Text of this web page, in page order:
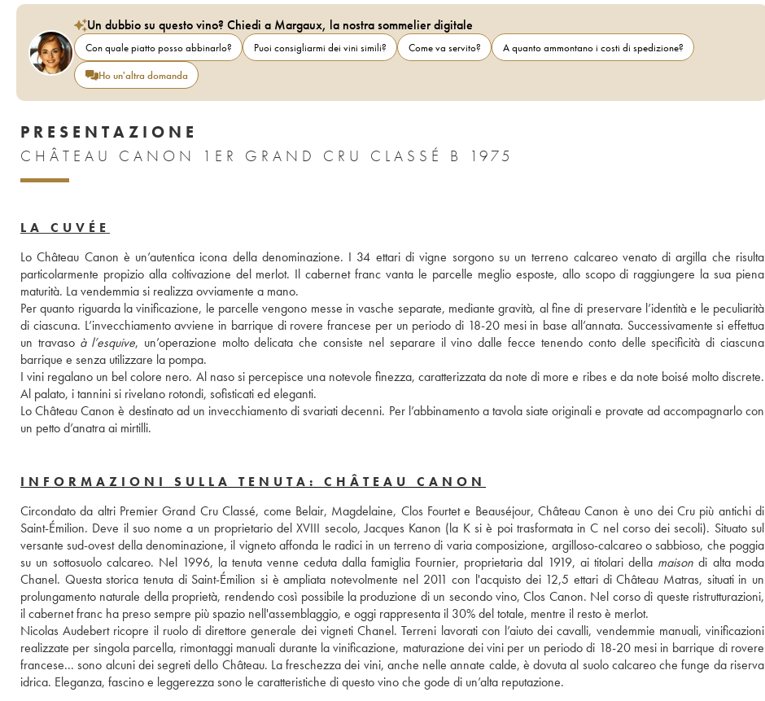
Un dubbio su questo vino? Chiedi a Margaux, la nostra sommelier digitale
Con quale piatto posso abbinarlo? Puoi consigliarmi dei vini simili? Come va servito?
A quanto ammontano i costi di spedizione?
Ho un'altra domanda
PRESENTAZIONE
CHÂTEAU CANON 1ER GRAND CRU CLASSÉ B 1975
LA CUVÉE
Lo Château Canon è un’autentica icona della denominazione. I 34 ettari di vigne sorgono su un terreno calcareo venato di argilla che risulta
particolarmente propizio alla coltivazione del merlot. Il cabernet franc vanta le parcelle meglio esposte, allo scopo di raggiungere la sua piena
maturità. La vendemmia si realizza ovviamente a mano.
Per quanto riguarda la vinificazione, le parcelle vengono messe in vasche separate, mediante gravità, al fine di preservare l’identità e le peculiarità
di ciascuna. L’invecchiamento avviene in barrique di rovere francese per un periodo di 18-20 mesi in base all’annata. Successivamente si effettua
un travaso à l’esquive, un’operazione molto delicata che consiste nel separare il vino dalle fecce tenendo conto delle specificità di ciascuna
barrique e senza utilizzare la pompa.
I vini regalano un bel colore nero. Al naso si percepisce una notevole finezza, caratterizzata da note di more e ribes e da note boisé molto discrete.
Al palato, i tannini si rivelano rotondi, sofisticati ed eleganti.
Lo Château Canon è destinato ad un invecchiamento di svariati decenni. Per l’abbinamento a tavola siate originali e provate ad accompagnarlo con
INFORMAZIONI SULLA TENUTA: CHÂTEAU CANON
Circondato da altri Premier Grand Cru Classé, come Belair, Magdelaine, Clos Fourtet e Beauséjour, Château Canon è uno dei Cru più antichi di
Saint-Émilion. Deve il suo nome a un proprietario del XVIII secolo, Jacques Kanon (la K si è poi trasformata in C nel corso dei secoli). Situato sul
versante sud-ovest della denominazione, il vigneto affonda le radici in un terreno di varia composizione, argilloso-calcareo o sabbioso, che poggia
su un sottosuolo calcareo. Nel 1996, la tenuta venne ceduta dalla famiglia Fournier, proprietaria dal 1919, ai titolari della maison di alta moda
Chanel. Questa storica tenuta di Saint-Émilion si è ampliata notevolmente nel 2011 con l'acquisto dei 12,5 ettari di Château Matras, situati in un
prolungamento naturale della proprietà, rendendo così possibile la produzione di un secondo vino, Clos Canon. Nel corso di queste ristrutturazioni,
il cabernet franc ha preso sempre più spazio nell'assemblaggio, e oggi rappresenta il 30% del totale, mentre il resto è merlot.
Nicolas Audebert ricopre il ruolo di direttore generale dei vigneti Chanel. Terreni lavorati con l’aiuto dei cavalli, vendemmie manuali, vinificazioni
realizzate per singola parcella, rimontaggi manuali durante la vinificazione, maturazione dei vini per un periodo di 18-20 mesi in barrique di rovere
francese... sono alcuni dei segreti dello Château. La freschezza dei vini, anche nelle annate calde, è dovuta al suolo calcareo che funge da riserva
idrica. Eleganza, fascino e leggerezza sono le caratteristiche di questo vino che gode di un’alta reputazione.